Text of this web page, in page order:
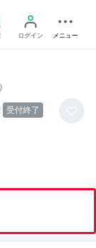
ログイン メニュー
受付終了